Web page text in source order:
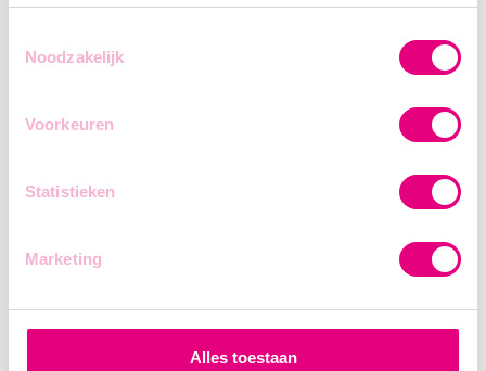
Noodzakelijk
Voorkeuren
Statistieken
Marketing
Alles toestaan
#eeklo#jobs